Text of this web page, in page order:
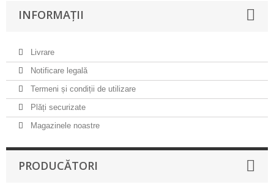
INFORMAȚII
Livrare
Notificare legală
Termeni și condiții de utilizare
Plăți securizate
Magazinele noastre
PRODUCĂTORI